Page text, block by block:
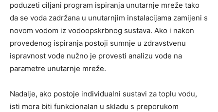
poduzeti ciljani program ispiranja unutarnje mreže tako
da se voda zadržana u unutarnjim instalacijama zamijeni s
novom vodom iz vodoopskrbnog sustava. Ako i nakon
provedenog ispiranja postoji sumnje u zdravstvenu
ispravnost vode nužno je provesti analizu vode na
parametre unutarnje mreže.
Nadalje, ako postoje individualni sustavi za toplu vodu,
isti mora biti funkcionalan u skladu s preporukom